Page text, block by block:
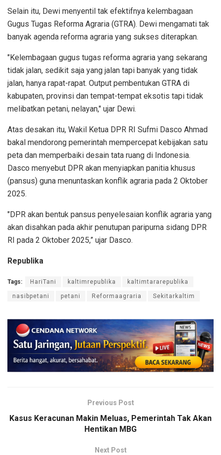
Selain itu, Dewi menyentil tak efektifnya kelembagaan
Gugus Tugas Reforma Agraria (GTRA). Dewi mengamati tak
banyak agenda reforma agraria yang sukses diterapkan.
"Kelembagaan gugus tugas reforma agraria yang sekarang
tidak jalan, sedikit saja yang jalan tapi banyak yang tidak
jalan, hanya rapat-rapat. Output pembentukan GTRA di
kabupaten, provinsi dan tempat-tempat eksotis tapi tidak
melibatkan petani, nelayan," ujar Dewi.
Atas desakan itu, Wakil Ketua DPR RI Sufmi Dasco Ahmad
bakal mendorong pemerintah mempercepat kebijakan satu
peta dan memperbaiki desain tata ruang di Indonesia.
Dasco menyebut DPR akan menyiapkan panitia khusus
(pansus) guna menuntaskan konflik agraria pada 2 Oktober
2025.
"DPR akan bentuk pansus penyelesaian konflik agraria yang
akan disahkan pada akhir penutupan paripurna sidang DPR
RI pada 2 Oktober 2025,” ujar Dasco.
Republika
Tags: HariTani kaltimrepublika kaltimtararepublika
nasibpetani petani Reformaagraria Sekitarkaltim
Previous Post
Kasus Keracunan Makin Meluas, Pemerintah Tak Akan
Hentikan MBG
Next Post